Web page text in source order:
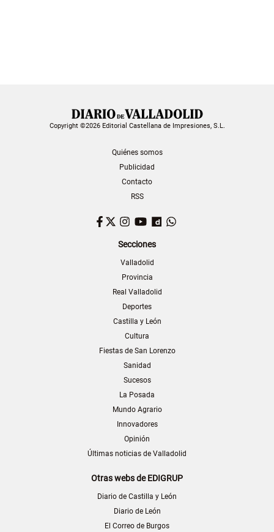
Copyright ©2026 Editorial Castellana de Impresiones, S.L.
Quiénes somos
Publicidad
Contacto
RSS
Facebook
TwitterInstagram
YouTubeDailymotion
Secciones
Valladolid
Provincia
Real Valladolid
Deportes
Castilla y León
Cultura
Fiestas de San Lorenzo
Sanidad
Sucesos
La Posada
Mundo Agrario
Innovadores
Opinión
Últimas noticias de Valladolid
Otras webs de EDIGRUP
Diario de Castilla y León
Diario de León
El Correo de Burgos